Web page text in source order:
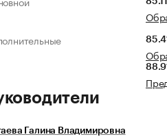
Галина Владимировна